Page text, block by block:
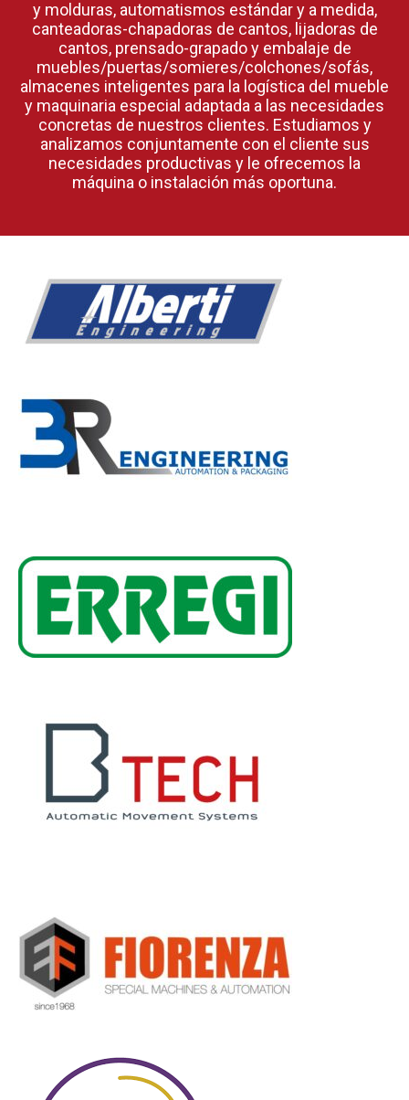
y molduras, automatismos estándar y a medida,
canteadoras-chapadoras de cantos, lijadoras de
cantos, prensado-grapado y embalaje de
muebles/puertas/somieres/colchones/sofás,
almacenes inteligentes para la logística del mueble
y maquinaria especial adaptada a las necesidades
concretas de nuestros clientes. Estudiamos y
analizamos conjuntamente con el cliente sus
necesidades productivas y le ofrecemos la
máquina o instalación más oportuna.